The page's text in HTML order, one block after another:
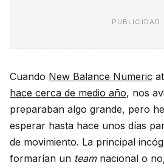
PUBLICIDAD
Cuando New Balance Numeric
hace cerca de medio año, nos
preparaban algo grande, pero
esperar hasta hace unos días
de movimiento. La principal
formarían un teamnacional o